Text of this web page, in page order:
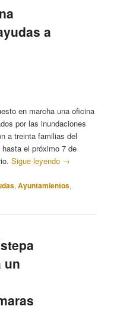
a
en marcha una oficina
por las inundaciones
a treinta familias del
el próximo 7 de
Sigue leyendo →
,Ayuntamientos,
un